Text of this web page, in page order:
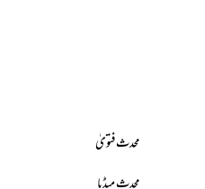
محدث فتویٰ